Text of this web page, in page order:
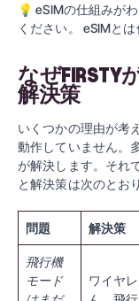
💡 eSIMの仕組みが
ください。 eSIMと
なぜFIRSTY
解決策
いくつかの理由が考
動作していません。
が解決します。それ
と解決策は次のとお
問題 解決策
飛行機
モード
ワイヤ